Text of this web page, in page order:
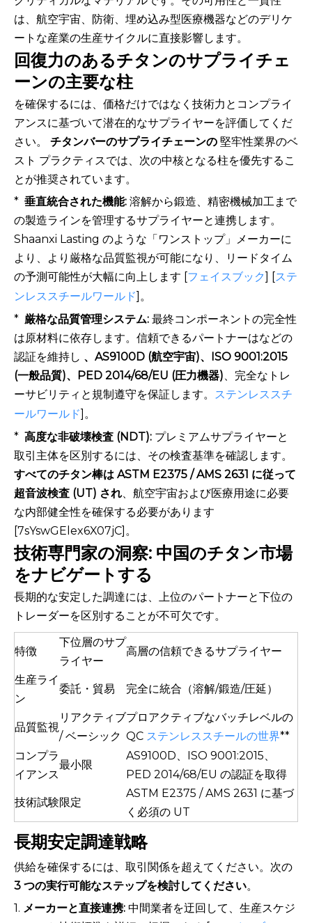
は、航空宇宙、防衛、埋め込み型医療機器などのデリケ
ートな産業の生産サイクルに直接影響します。
回復力のあるチタンのサプライチェ
ーンの主要な柱
を確保するには、価格だけではなく技術力とコンプライ
アンスに基づいて潜在的なサプライヤーを評価してくだ
さい。 チタンバーのサプライチェーンの 堅牢性業界のベ
スト プラクティスでは、次の中核となる柱を優先するこ
とが推奨されています。
* 垂直統合された機能: 溶解から鍛造、精密機械加工まで
の製造ラインを管理するサプライヤーと連携します。
Shaanxi Lasting のような「ワンストップ」メーカーに
より、より厳格な品質監視が可能になり、リードタイム
の​​予測可能性が大幅に向上します [ フェイスブック
ステ
ンレススチールワールド ]。
* 厳格な品質管理システム: 最終コンポーネントの完全性
は原材料に依存します。信頼できるパートナーはなどの
認証を維持し 、AS9100D (航空宇宙)、ISO 9001:2015
(一般品質)、PED 2014/68/EU (圧力機器)、完全なトレ
ーサビリティと規制遵守を保証します。 ステンレススチ
ールワールド ]。
* 高度な非破壊検査 (NDT): プレミアムサプライヤーと
取引主体を区別するには、その検査基準を確認します。
すべてのチタン棒は ASTM E2375 / AMS 2631 に従って
超音波検査 (UT) され、航空宇宙および医療用途に必要
な内部健全性を確保する必要があります
[7sYswGElex6X07jC]。
技術専門家の洞察: 中国のチタン市場
をナビゲートする
長期的な安定した調達には、上位のパートナーと下位の
トレーダーを区別することが不可欠です。
特徴
下位層のサプ
ライヤー
高層の信頼できるサプライヤー
生産ライ
ン
委託・貿易 完全に統合（溶解/鍛造/圧延）
品質監視
リアクティブ
/ ベーシック
プロアクティブなバッチレベルの
QC ステンレススチールの世界**
コンプラ
イアンス
最小限
AS9100D、ISO 9001:2015、
PED 2014/68/EU の認証を取得
技術試験限定
ASTM E2375 / AMS 2631 に基づ
く必須の UT
長期安定調達戦略
供給を確保するには、取引関係を超えてください。次の
3 つの実行可能なステップを検討してください。
1. メーカーと直接連携: 中間業者を迂回して、生産スケジ